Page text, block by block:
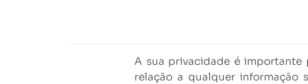
A sua privacidade é importante
relação a qualquer informação